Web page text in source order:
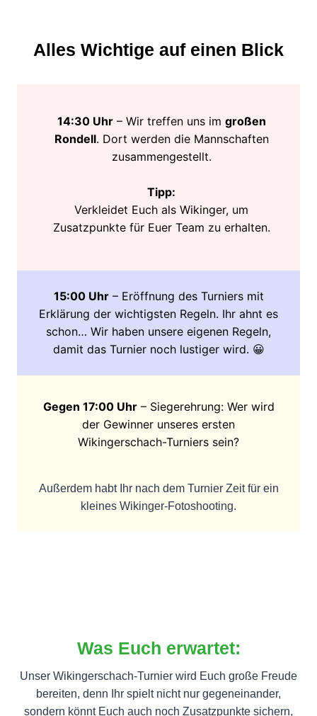
Alles Wichtige auf einen Blick
14:30 Uhr– Wir treffen uns im großen
Rondell. Dort werden die Mannschaften
zusammengestellt.
Tipp:
Verkleidet Euch als Wikinger, um
Zusatzpunkte für Euer Team zu erhalten.
15:00 Uhr– Eröffnung des Turniers mit
Erklärung der wichtigsten Regeln. Ihr ahnt es
schon… Wir haben unsere eigenen Regeln,
damit das Turnier noch lustiger wird. 😀
Gegen 17:00 Uhr– Siegerehrung: Wer wird
der Gewinner unseres ersten
Wikingerschach-Turniers sein?
Außerdem habt Ihr nach dem Turnier Zeit für ein
kleines Wikinger-Fotoshooting.
Was Euch erwartet:
Unser Wikingerschach-Turnier wird Euch große Freude
bereiten, denn Ihr spielt nicht nur gegeneinander,
sondern könnt Euch auch noch Zusatzpunkte sichern,